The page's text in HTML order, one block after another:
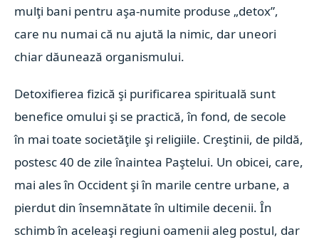
mulţi bani pentru aşa-numite produse „detox”,
care nu numai că nu ajută la nimic, dar uneori
chiar dăunează organismului.
Detoxifierea fizică şi purificarea spirituală sunt
benefice omului şi se practică, în fond, de secole
în mai toate societăţile şi religiile. Creştinii, de pildă,
postesc 40 de zile înaintea Paştelui. Un obicei, care,
mai ales în Occident şi în marile centre urbane, a
pierdut din însemnătate în ultimile decenii. În
schimb în aceleaşi regiuni oamenii aleg postul, dar